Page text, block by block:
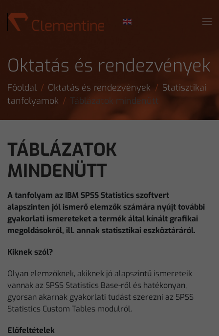
Skip to main content
Oktatás és rendezvények
Főoldal Oktatás és rendezvények
Statisztikai
tanfolyamok
Táblázatok mindenütt
TÁBLÁZATOK
MINDENÜTT
A tanfolyam az IBM SPSS Statistics szoftvert
alapszinten jól ismerő elemzők számára nyújt további
gyakorlati ismereteket a termék által kínált grafikai
megoldásokról, ill. annak statisztikai eszköztáráról.
Kiknek szól?
Olyan elemzőknek, akiknek jó alapszintű ismereteik
vannak az SPSS Statistics Base-ről és hatékonyan,
gyorsan akarnak gyakorlati tudást szerezni az SPSS
Statistics Custom Tables modulról.
Előfeltételek